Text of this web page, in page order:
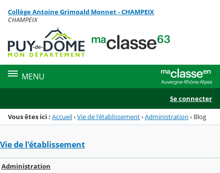
Menu de la rubrique
Contenu
Collège Antoine Grimoald Monnet - CHAMPEIX
CHAMPEIX
MENU
Se connecter
Vous êtes ici : Accueil›Vie de l'établissement›Administration › Blog
Vie de l'établissement
Administration